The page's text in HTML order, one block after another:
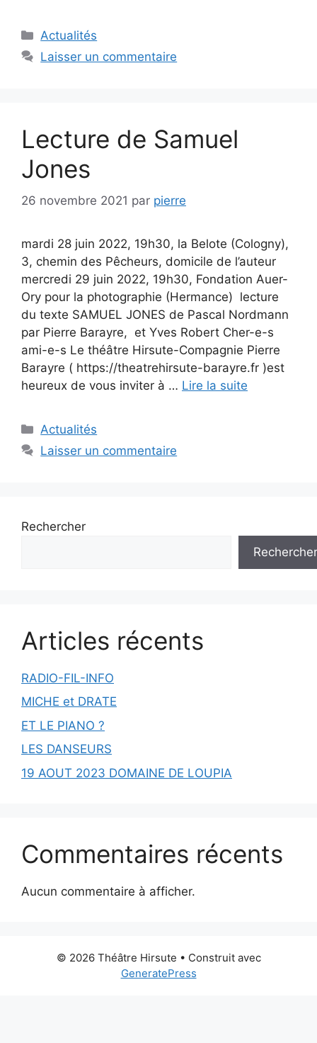
Catégories
Actualités
Laisser un commentaire
Lecture de Samuel
Jones
26 novembre 2021 par pierre
mardi 28 juin 2022, 19h30, la Belote (Cologny),
3, chemin des Pêcheurs, domicile de l’auteur
mercredi 29 juin 2022, 19h30, Fondation Auer-
Ory pour la photographie (Hermance) lecture
du texte SAMUEL JONES de Pascal Nordmann
par Pierre Barayre, et Yves Robert Cher-e-s
ami-e-s Le théâtre Hirsute-Compagnie Pierre
Barayre ( https://theatrehirsute-barayre.fr )est
heureux de vous inviter à … Lire la suite
Catégories
Actualités
Laisser un commentaire
Rechercher
Rechercher
Articles récents
RADIO-FIL-INFO
MICHE et DRATE
ET LE PIANO ?
LES DANSEURS
19 AOUT 2023 DOMAINE DE LOUPIA
Commentaires récents
Aucun commentaire à afficher.
© 2026 Théâtre Hirsute • Construit avec
GeneratePress